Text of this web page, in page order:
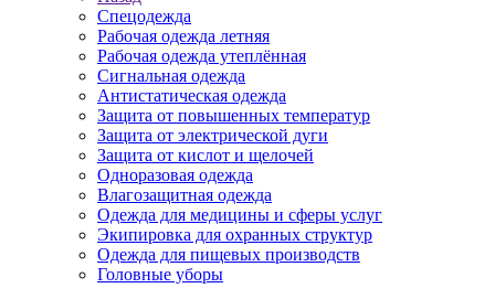
Спецодежда
Рабочая одежда летняя
Рабочая одежда утеплённая
Сигнальная одежда
Антистатическая одежда
Защита от повышенных температур
Защита от электрической дуги
Защита от кислот и щелочей
Одноразовая одежда
Влагозащитная одежда
Одежда для медицины и сферы услуг
Экипировка для охранных структур
Одежда для пищевых производств
Головные уборы